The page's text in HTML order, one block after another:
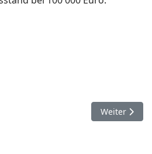
Paderborn Nächster
Weiter